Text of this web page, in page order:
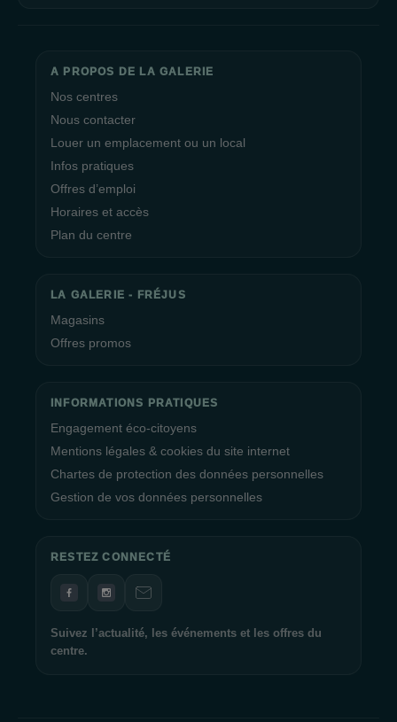
A PROPOS DE LA GALERIE
Nos centres
Nous contacter
Louer un emplacement ou un local
Infos pratiques
Offres d’emploi
Horaires et accès
Plan du centre
LA GALERIE - FRÉJUS
Magasins
Offres promos
INFORMATIONS PRATIQUES
Engagement éco-citoyens
Mentions légales & cookies du site internet
Chartes de protection des données personnelles
Gestion de vos données personnelles
RESTEZ CONNECTÉ
Suivez l’actualité, les événements et les offres du
centre.